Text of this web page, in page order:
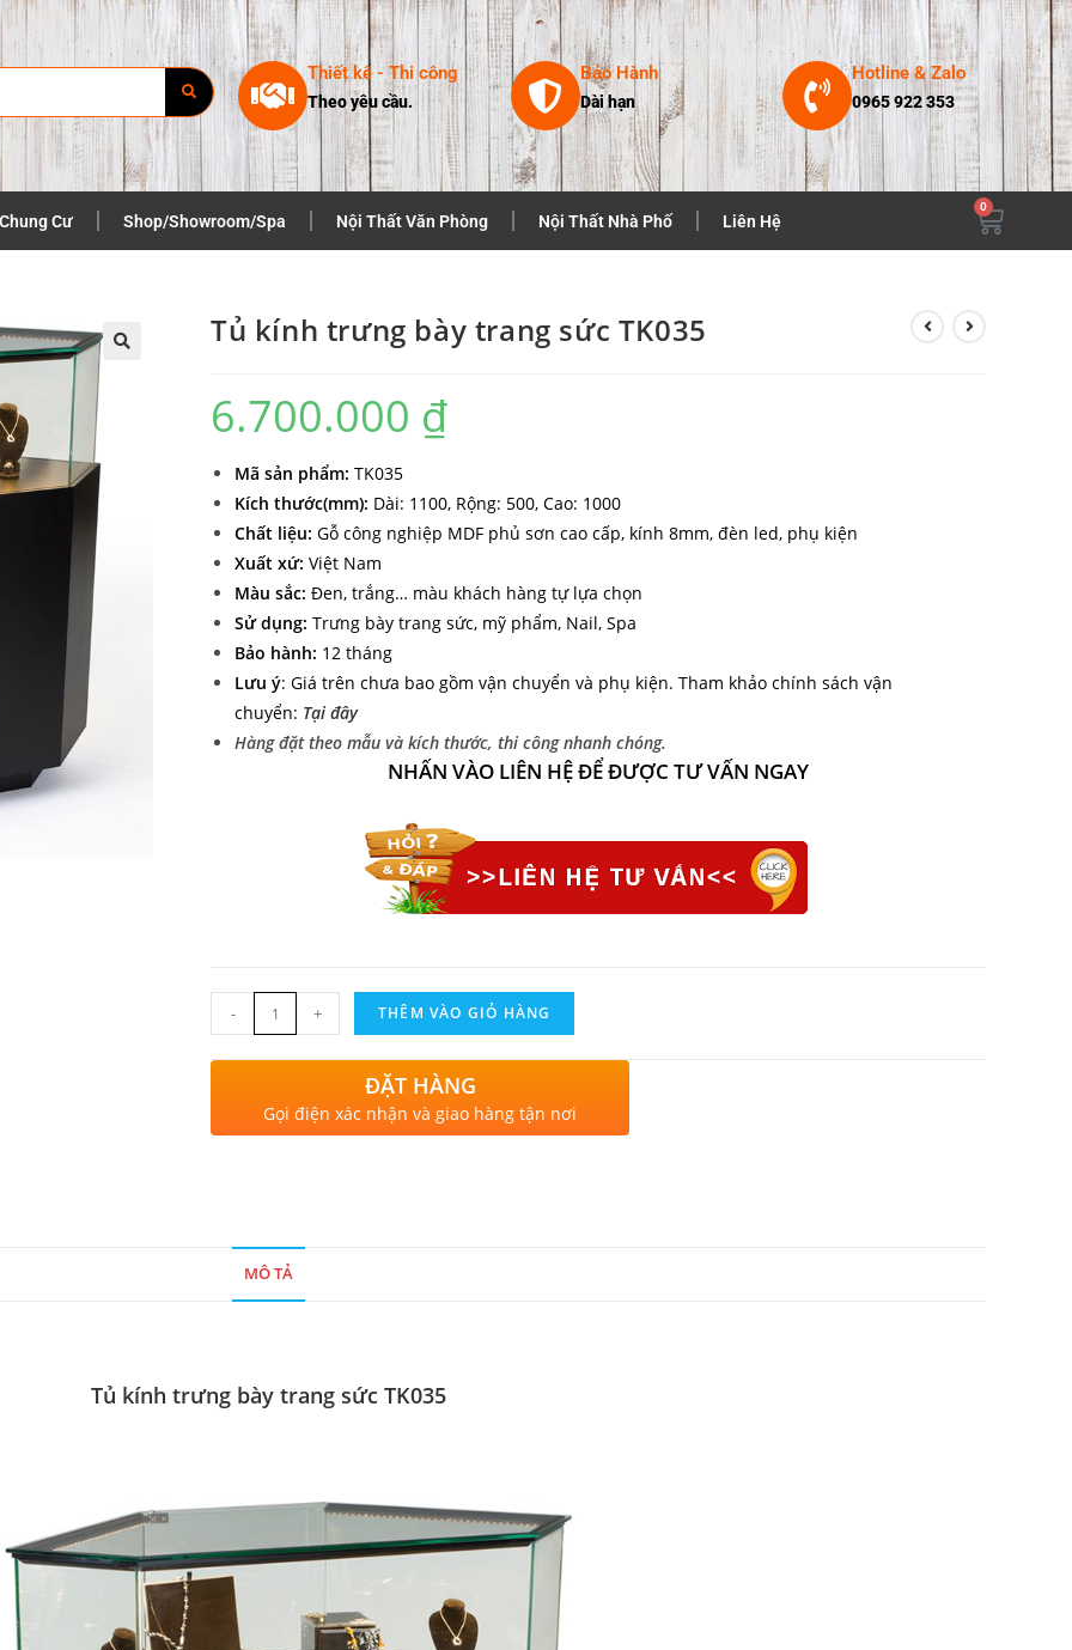
Thiết kê - Thi công
Theo yêu cầu.
Bảo Hành
Dài hạn
Hotline & Zalo
0965 922 353
Cư Shop/Showroom/Spa Nội Thất Văn Phòng Nội Thất Nhà Phố Liên Hệ
0
Tủ kính trưng bày trang sức TK035
6.700.000 ₫
Mã sản phẩm: TK035
Kích thước(mm): Dài: 1100, Rộng: 500, Cao: 1000
Chất liệu: Gỗ công nghiệp MDF phủ sơn cao cấp, kính 8mm, đèn led, phụ kiện
Xuất xứ: Việt Nam
Màu sắc: Đen, trắng… màu khách hàng tự lựa chọn
Sử dụng: Trưng bày trang sức, mỹ phẩm, Nail, Spa
Bảo hành: 12 tháng
Lưu ý: Giá trên chưa bao gồm vận chuyển và phụ kiện. Tham khảo chính sách vận
chuyển: Tại đây
Hàng đặt theo mẫu và kích thước, thi công nhanh chóng.
NHẤN VÀO LIÊN HỆ ĐỂ ĐƯỢC TƯ VẤN NGAY
- + THÊM VÀO GIỎ HÀNG
ĐẶT HÀNG
Gọi điện xác nhận và giao hàng tận nơi
MÔ TẢ
Tủ kính trưng bày trang sức TK035